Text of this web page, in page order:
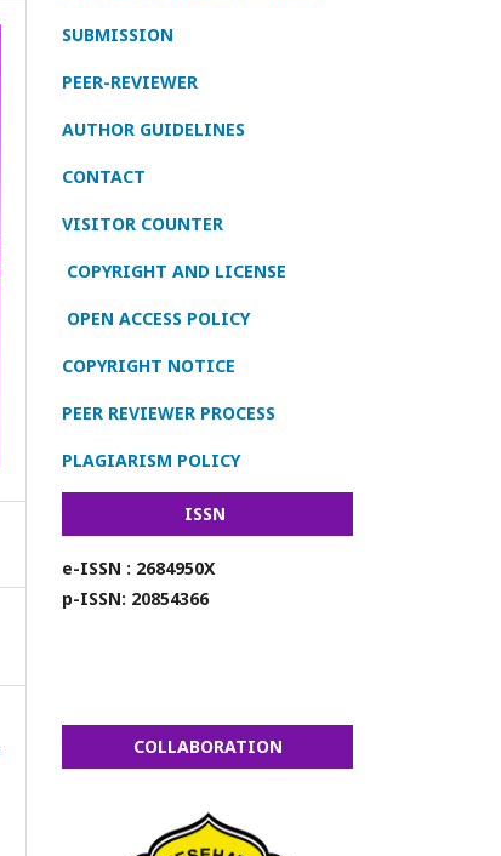
SUBMISSION
PEER-REVIEWER
AUTHOR GUIDELINES
CONTACT
VISITOR COUNTER
COPYRIGHT AND LICENSE
OPEN ACCESS POLICY
COPYRIGHT NOTICE
PEER REVIEWER PROCESS
PLAGIARISM POLICY
ISSN
e-ISSN : 2684950X
p-ISSN: 20854366
COLLABORATION